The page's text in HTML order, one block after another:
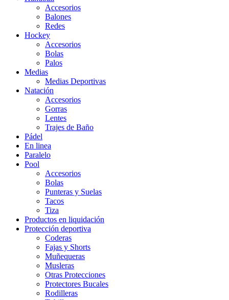
Accesorios
Balones
Redes
Hockey
Accesorios
Bolas
Palos
Medias
Medias Deportivas
Natación
Accesorios
Gorras
Lentes
Trajes de Baño
Pádel
En linea
Paralelo
Pool
Accesorios
Bolas
Punteras y Suelas
Tacos
Tiza
Productos en liquidación
Protección deportiva
Coderas
Fajas y Shorts
Muñequeras
Musleras
Otras Protecciones
Protectores Bucales
Rodilleras